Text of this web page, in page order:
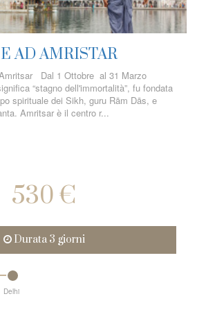
AD AMRISTAR
Dal 1 Ottobre al 31 Marzo
“stagno dell'immortalità”, fu fondata
spirituale dei Sikh, guru Rām Dās, e
Amritsar è il centro r...
530 €
Durata 3 giorni
Delhi